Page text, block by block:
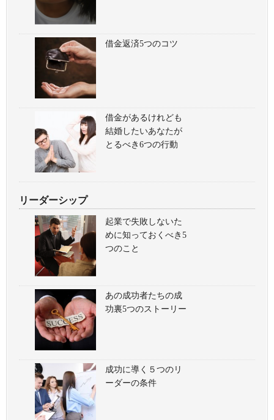
借金返済5つのコツ
借金があるけれども
結婚したいあなたが
とるべき6つの行動
リーダーシップ
起業で失敗しないた
めに知っておくべき5
つのこと
あの成功者たちの成
功裏5つのストーリー
成功に導く５つのリ
ーダーの条件